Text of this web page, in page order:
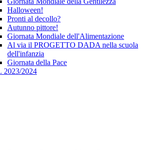
Halloween!
Pronti al decollo?
Autunno pittore!
Giornata Mondiale dell'Alimentazione
Al via il PROGETTO DADA nella scuola
dell'infanzia
Giornata della Pace
2023/2024